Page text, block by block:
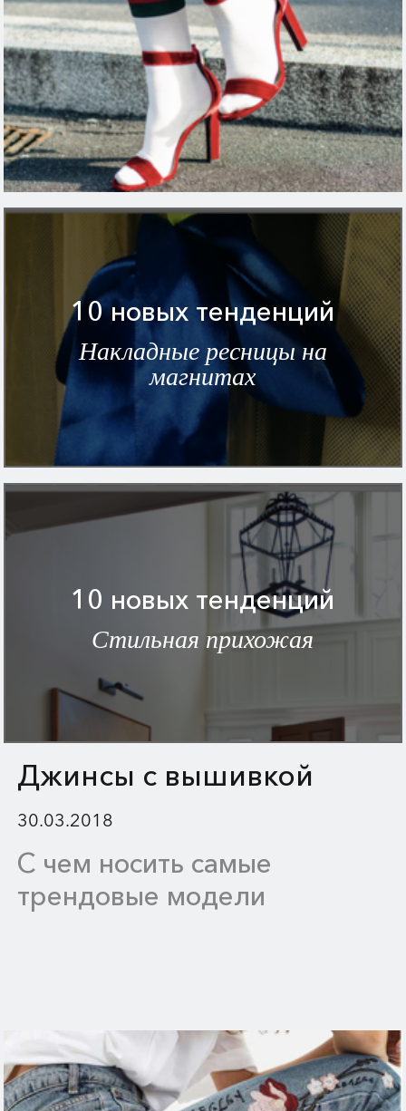
10 новых тенденций
Накладные ресницы на
магнитах
10 новых тенденций
Стильная прихожая
Джинсы с вышивкой
30.03.2018
С чем носить самые
трендовые модели